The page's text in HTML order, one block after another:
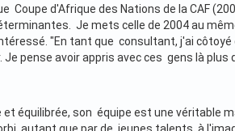
d'Afrique des Nations de la CAF
Je mets celle de 2004 au
"En tant que consultant, j'ai
Je pense avoir appris avec ces gens là
équilibrée, son équipe est une véritable
autant que par de jeunes talents, à